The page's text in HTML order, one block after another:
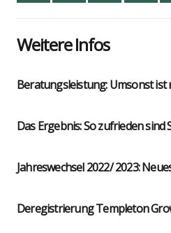
Wei­te­re Infos
Bera­tungs­leis­tung: Umsonst ist
Das Ergeb­nis: So zufrie­den sind
Jah­res­wech­sel 2022/ 2023:
Dere­gis­trie­rung Temp­le­ton